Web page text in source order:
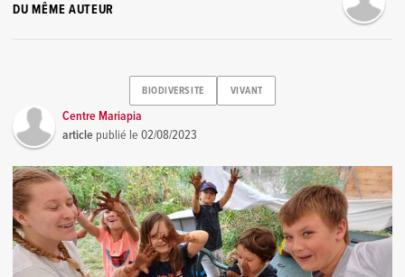
DU MÊME AUTEUR
BIODIVERSITE VIVANT
Centre Mariapia
article publié le02/08/2023